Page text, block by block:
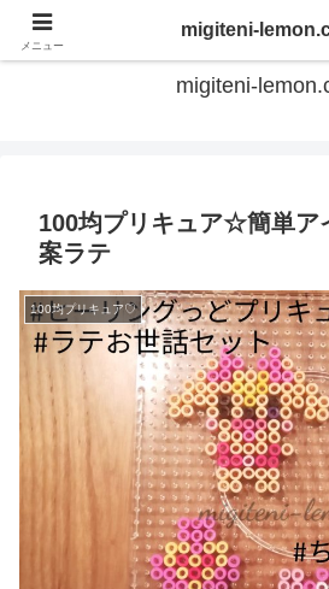
てのひらアイロンビ
migiteni-
100均プリキュア☆簡単ア
案ラテ
100均プリキュア♡
メニュー
migiteni-